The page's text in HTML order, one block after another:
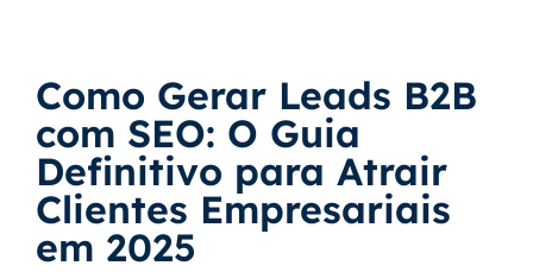
Como Gerar Leads B2B
com SEO: O Guia
Definitivo para Atrair
Clientes Empresariais
em 2025